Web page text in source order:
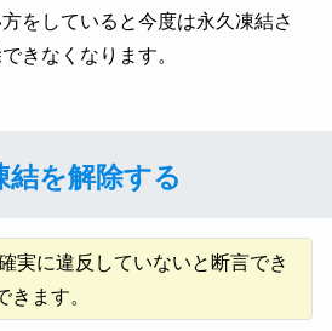
をしていると今度は永久凍結さ
きなくなります。
を解除する
実に違反していないと断言でき
ます。